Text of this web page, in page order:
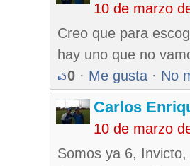
10 de marzo
Creo que para
hay uno que no
0 · Me gusta · No
Carlos
10 de marzo
Somos ya 6,